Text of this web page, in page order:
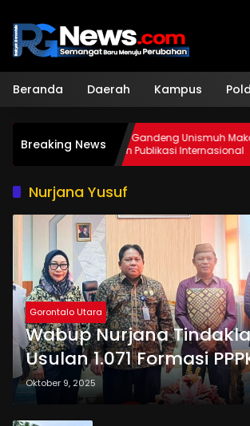
konten
Beranda Daerah Kampus
Breaking News
FISIP Unigo Gandeng Unismuh Makassar
Tingkatkan Publikasi Internasional
Nurjana Yusuf
Gorontalo Utara
Wabup Nurjana
Usulan 1.071 Formasi
Waktu ke BKN Regional
Oktober 9, 2025